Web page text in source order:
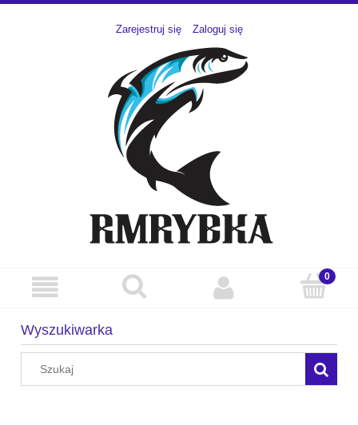
Zarejestruj się Zaloguj się
Wyszukiwarka